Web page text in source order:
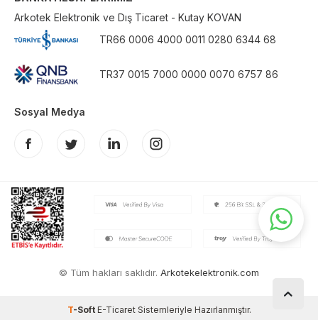
Arkotek Elektronik ve Dış Ticaret - Kutay KOVAN
TR66 0006 4000 0011 0280 6344 68
TR37 0015 7000 0000 0070 6757 86
Sosyal Medya
© Tüm hakları saklıdır. Arkotekelektronik.com
T-Soft E-TicaretSistemleriyle Hazırlanmıştır.